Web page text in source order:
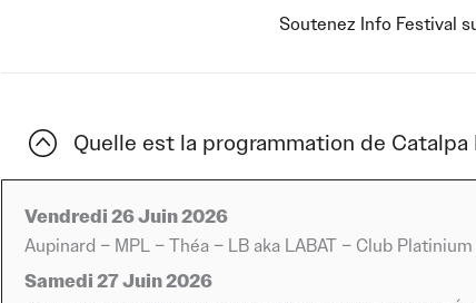
reconnu pour la qualité de sa programmation.
dans une génération d’artistes connectés à leur époque.
textes engagés qui rencontrent un large public. Théa,
scène par une approche artistique marquée par la
représentera la scène électronique avec des
identifiable, contribuant à l’intensité du festival. James
participe à la variété du programme, renforçant l’intérêt d’un
Soutenez Info Festival
Quelle est la programmation de Catalpa
Vendredi 26 Juin 2026
Aupinard – MPL – Théa – LB aka LABAT – Club Platinium
Samedi 27 Juin 2026